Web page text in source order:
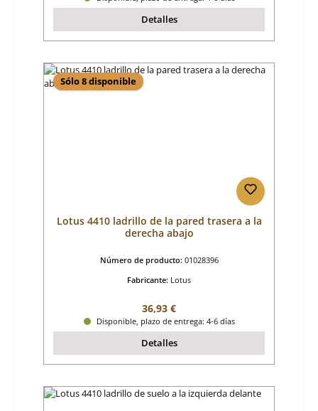
Detalles
Sólo 8 disponible
Lotus 4410 ladrillo de la pared trasera a la
derecha abajo
Número de producto: 01028396
Fabricante: Lotus
Precio normal:
36,93 €
Disponible, plazo de entrega: 4-6 días
Detalles